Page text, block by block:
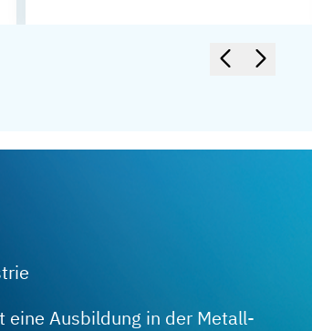
Ausbildung in der Metall-